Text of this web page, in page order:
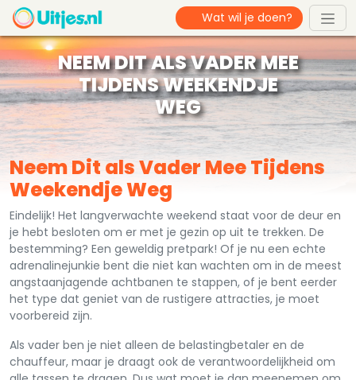
NEEM DIT ALS VADER MEE
TIJDENS WEEKENDJE
WEG
Neem Dit als Vader Mee Tijdens
Weekendje Weg
Eindelijk! Het langverwachte weekend staat voor de deur en
je hebt besloten om er met je gezin op uit te trekken. De
bestemming? Een geweldig pretpark! Of je nu een echte
adrenalinejunkie bent die niet kan wachten om in de meest
angstaanjagende achtbanen te stappen, of je bent eerder
het type dat geniet van de rustigere attracties, je moet
voorbereid zijn.
Als vader ben je niet alleen de belastingbetaler en de
chauffeur, maar je draagt ook de verantwoordelijkheid om